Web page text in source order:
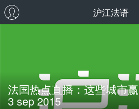
沪江法语
法国热点直播：这些城市
3 sep 2015